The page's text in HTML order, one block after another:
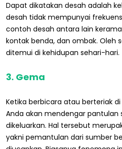
Dapat dikatakan desah adalah
desah tidak mempunyai
contoh desah antara lain
kontak benda, dan ombak. Oleh
ditemui di kehidupan sehari-hari.
3. Gema
Ketika berbicara atau berteriak
Anda akan mendengar pantulan
dikeluarkan. Hal tersebut
yakni pemantulan dari sumber